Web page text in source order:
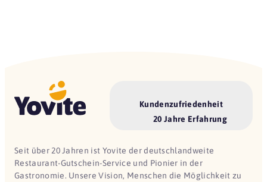
Kundenzufriedenheit
20 Jahre Erfahrung
Seit über 20 Jahren ist Yovite der deutschlandweite
Restaurant-Gutschein-Service und Pionier in der
Gastronomie. Unsere Vision, Menschen die Möglichkeit zu